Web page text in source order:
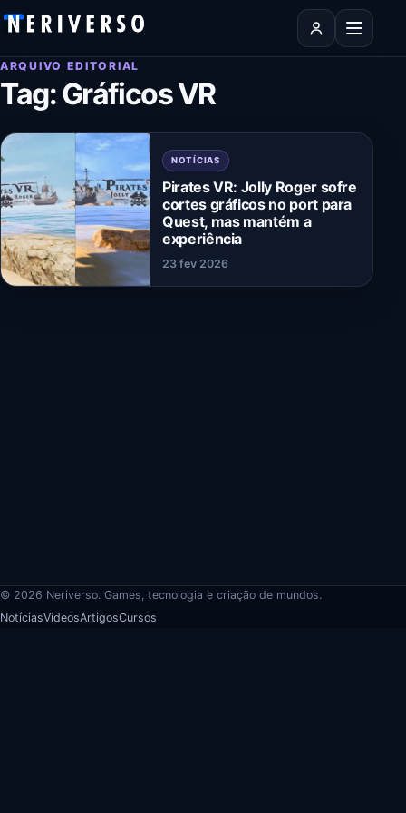
Pular para o conteúdo
Abrir
ARQUIVO EDITORIAL
Tag:Gráficos VR
NOTÍCIAS
Pirates VR: Jolly Roger sofre
cortes gráficos no port para
Quest, mas mantém a
experiência
23 fev 2026
© 2026 Neriverso. Games, tecnologia e criação de mundos.
NotíciasVídeosArtigosCursos